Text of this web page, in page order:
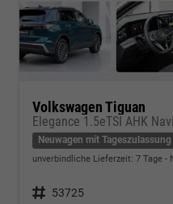
Volkswagen Tiguan
Elegance 1.5eTSI AHK
Neuwagen mit Tageszulassung
unverbindliche Lieferzeit: 7 Tage
Fahrzeugnr. 53725